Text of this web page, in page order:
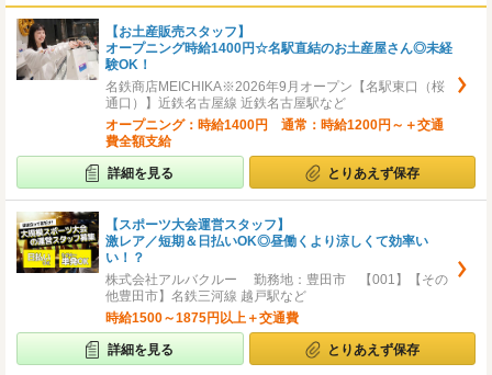
【お土産販売スタッフ】
オープニング時給1400円☆名駅直結のお土産屋さん◎未経
験OK！
名鉄商店MEICHIKA※2026年9月オープン【名駅東口（桜
通口）】近鉄名古屋線 近鉄名古屋駅など
オープニング：時給1400円 通常：時給1200円～＋交通
費全額支給
詳細を見る とりあえず保存
【スポーツ大会運営スタッフ】
激レア／短期＆日払いOK◎昼働くより涼しくて効率い
い！？
株式会社アルバクルー 勤務地：豊田市 【001】【その
他豊田市】名鉄三河線 越戸駅など
時給1500～1875円以上＋交通費
詳細を見る とりあえず保存